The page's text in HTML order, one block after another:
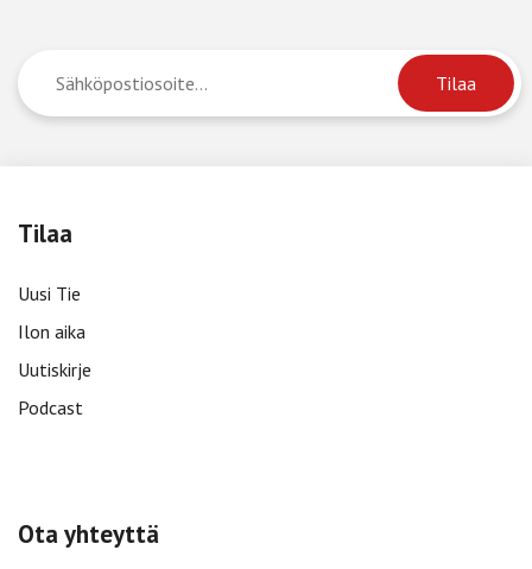
Tilaa
Uusi Tie
Ilon aika
Uutiskirje
Podcast
Ota yhteyttä